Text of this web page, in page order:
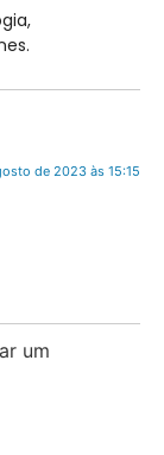
de 2023 às 15:15
um